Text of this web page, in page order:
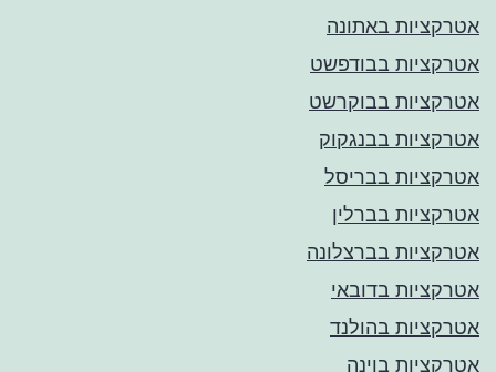
אטרקציות באתונה
אטרקציות בבודפשט
אטרקציות בבוקרשט
אטרקציות בבנגקוק
אטרקציות בבריסל
אטרקציות בברלין
אטרקציות בברצלונה
אטרקציות בדובאי
אטרקציות בהולנד
אטרקציות בוינה